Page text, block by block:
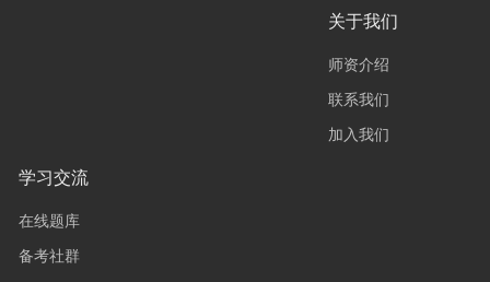
关于我们
师资介绍
联系我们
加入我们
学习交流
在线题库
备考社群